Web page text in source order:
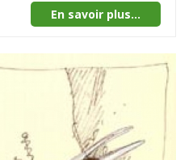
En savoir plus...